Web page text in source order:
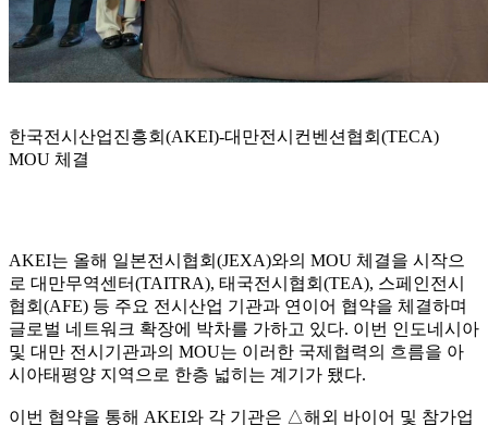
한국전시산업진흥회(AKEI)-대만전시컨벤션협회(TECA)
MOU 체결
AKEI는 올해 일본전시협회(JEXA)와의 MOU 체결을 시작으
로 대만무역센터(TAITRA), 태국전시협회(TEA), 스페인전시
협회(AFE) 등 주요 전시산업 기관과 연이어 협약을 체결하며
글로벌 네트워크 확장에 박차를 가하고 있다. 이번 인도네시아
및 대만 전시기관과의 MOU는 이러한 국제협력의 흐름을 아
시아태평양 지역으로 한층 넓히는 계기가 됐다.
이번 협약을 통해 AKEI와 각 기관은 △해외 바이어 및 참가업